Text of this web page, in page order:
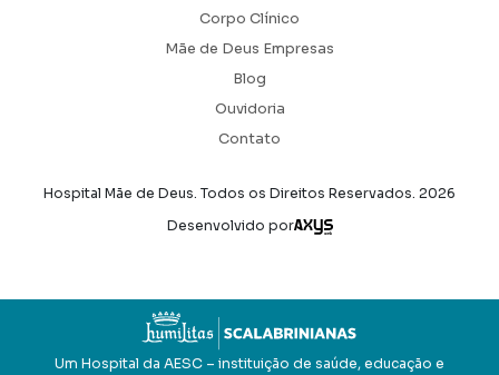
Corpo Clínico
Mãe de Deus Empresas
Blog
Ouvidoria
Contato
Hospital Mãe de Deus. Todos os Direitos Reservados. 2026
Desenvolvido por
Axysweb
Um Hospital da AESC – instituição de saúde, educação e